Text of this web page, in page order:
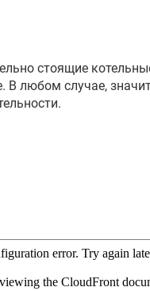
стоящие
В любом случае,